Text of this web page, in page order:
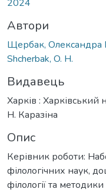
2024
Автори
Щербак, Олександра
Shcherbak, O. H.
Видавець
Харків : Харківський
Н. Каразіна
Опис
Керівник роботи:
філологічних наук,
філології та